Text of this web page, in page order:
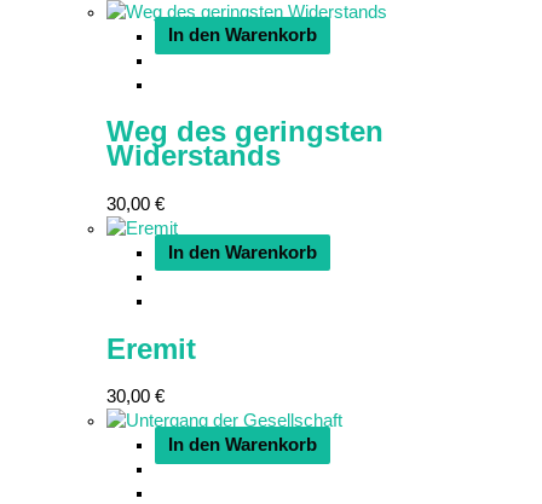
In den Warenkorb
Weg des geringsten
Widerstands
30,00 €
In den Warenkorb
Eremit
30,00 €
In den Warenkorb